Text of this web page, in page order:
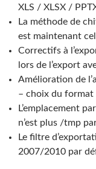
XLS / XLSX /
La méthode de
est maintenant
Correctifs à
lors de l’export
Amélioration de
– choix du format
L’emplacement
n’est plus /tmp
Le filtre
2007/2010 par